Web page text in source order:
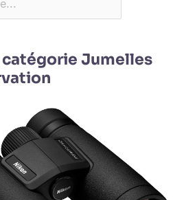
catégorie Jumelles